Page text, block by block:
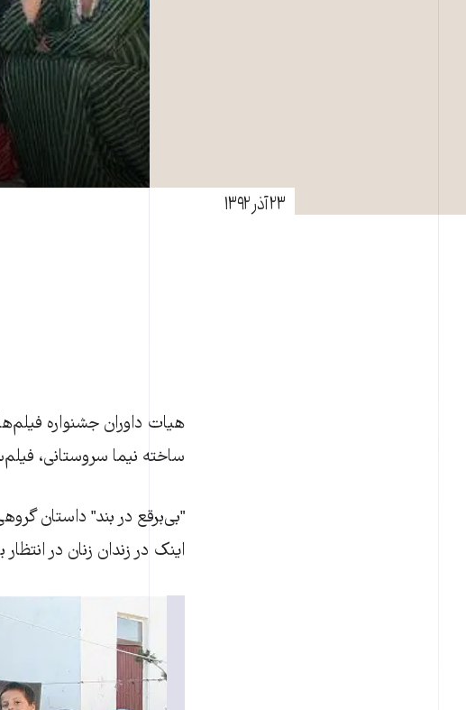
۲۳ آذر ۱۳۹۲
هیات داوران جشنواره
ساخته نیما سروستانی،
"بی‌برقع در بند" داستان
اینک در زندان زنان در